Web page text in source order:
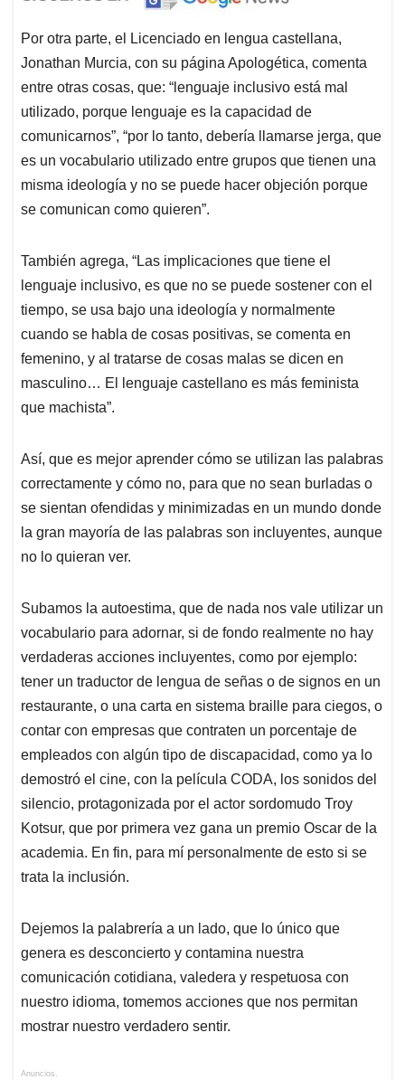
Por otra parte, el Licenciado en lengua castellana,
Jonathan Murcia, con su página Apologética, comenta
entre otras cosas, que: “lenguaje inclusivo está mal
utilizado, porque lenguaje es la capacidad de
comunicarnos”, “por lo tanto, debería llamarse jerga, que
es un vocabulario utilizado entre grupos que tienen una
misma ideología y no se puede hacer objeción porque
se comunican como quieren”.
También agrega, “Las implicaciones que tiene el
lenguaje inclusivo, es que no se puede sostener con el
tiempo, se usa bajo una ideología y normalmente
cuando se habla de cosas positivas, se comenta en
femenino, y al tratarse de cosas malas se dicen en
masculino… El lenguaje castellano es más feminista
que machista”.
Así, que es mejor aprender cómo se utilizan las palabras
correctamente y cómo no, para que no sean burladas o
se sientan ofendidas y minimizadas en un mundo donde
la gran mayoría de las palabras son incluyentes, aunque
no lo quieran ver.
Subamos la autoestima, que de nada nos vale utilizar un
vocabulario para adornar, si de fondo realmente no hay
verdaderas acciones incluyentes, como por ejemplo:
tener un traductor de lengua de señas o de signos en un
restaurante, o una carta en sistema braille para ciegos, o
contar con empresas que contraten un porcentaje de
empleados con algún tipo de discapacidad, como ya lo
demostró el cine, con la película CODA, los sonidos del
silencio, protagonizada por el actor sordomudo Troy
Kotsur, que por primera vez gana un premio Oscar de la
academia. En fin, para mí personalmente de esto si se
trata la inclusión.
Dejemos la palabrería a un lado, que lo único que
genera es desconcierto y contamina nuestra
comunicación cotidiana, valedera y respetuosa con
nuestro idioma, tomemos acciones que nos permitan
mostrar nuestro verdadero sentir.
Anuncios.